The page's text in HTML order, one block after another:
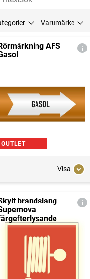
Varumärke
AFS
OUTLET
Visa
brandslang